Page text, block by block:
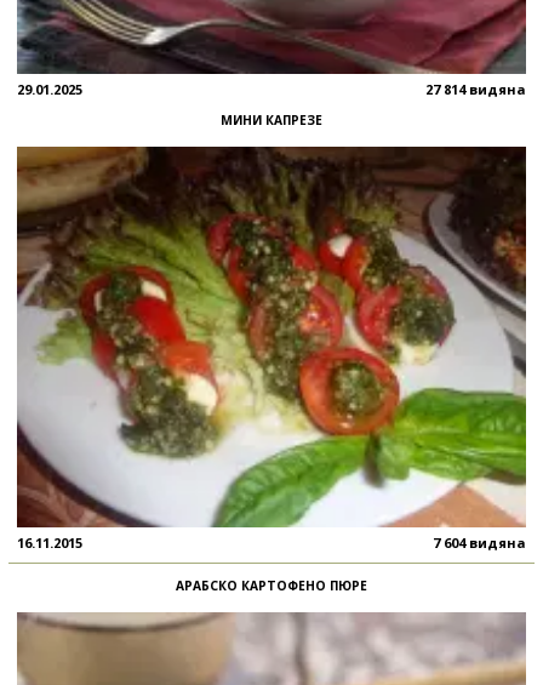
29.01.2025 27 814 видяна
МИНИ КАПРЕЗЕ
16.11.2015 7 604 видяна
АРАБСКО КАРТОФЕНО ПЮРЕ